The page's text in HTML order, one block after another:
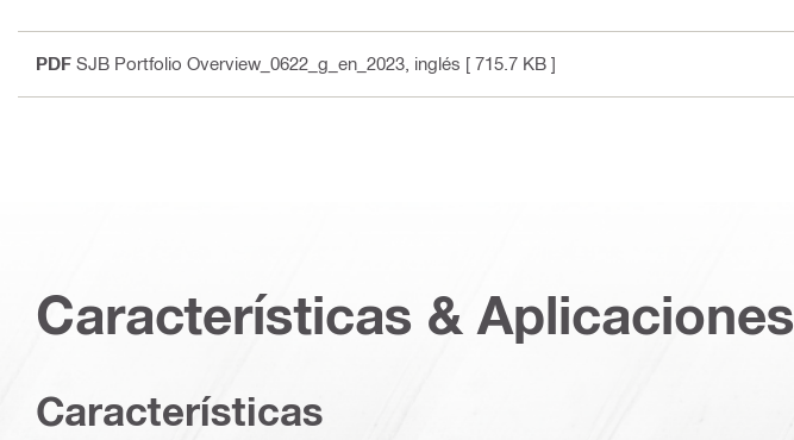
PDF SJB Portfolio Overview_0622_g_en_2023 , inglés [ 715.7 KB ]
Características & Aplicaciones
Características